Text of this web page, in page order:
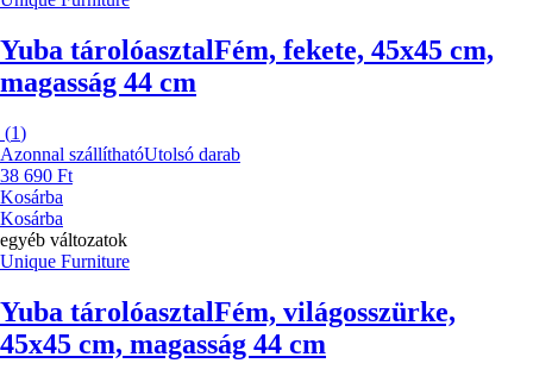
Yuba tárolóasztalFém, fekete, 45x45 cm,
magasság 44 cm
(1)
Azonnal szállíthatóUtolsó darab
38 690 Ft
Kosárba
Kosárba
egyéb változatok
Unique Furniture
Yuba tárolóasztalFém, világosszürke,
45x45 cm, magasság 44 cm